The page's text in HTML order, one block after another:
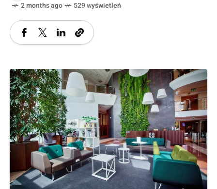
2 months ago
529 wyświetleń